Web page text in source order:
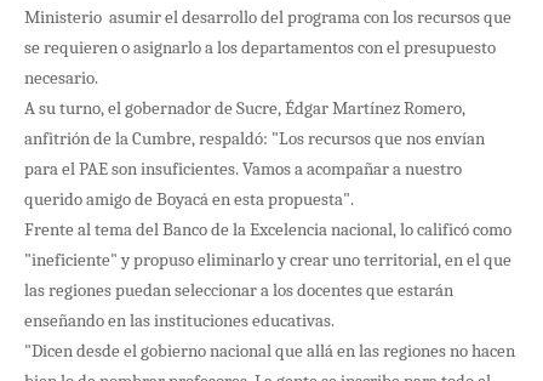
Ministerio asumir el desarrollo del programa con los recursos que
se requieren o asignarlo a los departamentos con el presupuesto
necesario.
A su turno, el gobernador de Sucre, Édgar Martínez Romero,
anfitrión de la Cumbre, respaldó: "Los recursos que nos envían
para el PAE son insuficientes. Vamos a acompañar a nuestro
querido amigo de Boyacá en esta propuesta".
Frente al tema del Banco de la Excelencia nacional, lo calificó como
"ineficiente" y propuso eliminarlo y crear uno territorial, en el que
las regiones puedan seleccionar a los docentes que estarán
enseñando en las instituciones educativas.
"Dicen desde el gobierno nacional que allá en las regiones no hacen